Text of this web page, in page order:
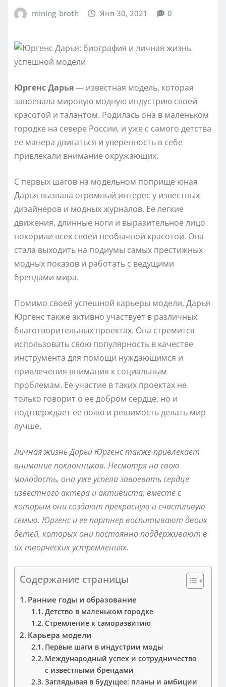
mining_broth Янв 30, 2021 0
Юргенс Дарья— известная модель, которая
завоевала мировую модную индустрию своей
красотой и талантом. Родилась она в маленьком
городке на севере России, и уже с самого детства
ее манера двигаться и уверенность в себе
привлекали внимание окружающих.
С первых шагов на модельном поприще юная
Дарья вызвала огромный интерес у известных
дизайнеров и модных журналов. Ее легкие
движения, длинные ноги и выразительное лицо
покорили всех своей необычной красотой. Она
стала выходить на подиумы самых престижных
модных показов и работать с ведущими
брендами мира.
Помимо своей успешной карьеры модели, Дарья
Юргенс также активно участвует в различных
благотворительных проектах. Она стремится
использовать свою популярность в качестве
инструмента для помощи нуждающимся и
привлечения внимания к социальным
проблемам. Ее участие в таких проектах не
только говорит о ее добром сердце, но и
подтверждает ее волю и решимость делать мир
лучше.
Личная жизнь Дарьи Юргенс также привлекает
внимание поклонников. Несмотря на свою
молодость, она уже успела завоевать сердце
известного актера и активиста, вместе с
которым они создают прекрасную и счастливую
семью. Юргенс и ее партнер воспитывают двоих
детей, которых они постоянно поддерживают в
их творческих устремлениях.
Содержание страницы
Ранние годы и образование
Детство в маленьком городке
Стремление к саморазвитию
Карьера модели
Первые шаги в индустрии моды
Международный успех и сотрудничество
с известными брендами
Заглядывая в будущее: планы и амбиции